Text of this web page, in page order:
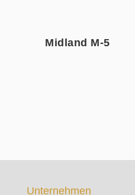
Midland M-5
Unternehmen